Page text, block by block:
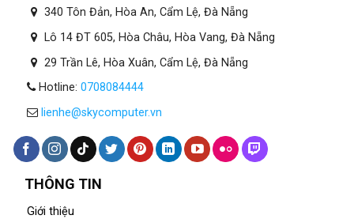
340 Tôn Đản, Hòa An, Cẩm Lệ, Đà Nẵng
Lô 14 ĐT 605, Hòa Châu, Hòa Vang, Đà Nẵng
29 Trần Lê, Hòa Xuân, Cẩm Lệ, Đà Nẵng
Hotline: 0708084444
lienhe@skycomputer.vn
THÔNG TIN
Giới thiệu